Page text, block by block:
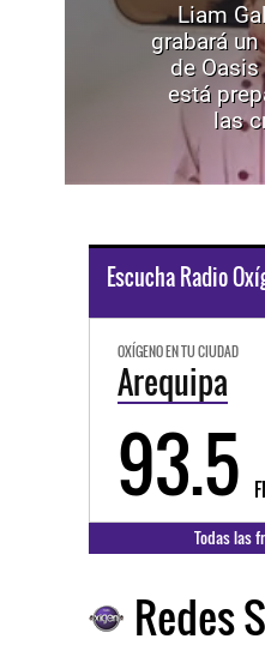
Liam
grabará
de
está
las
Escucha Radio
OXÍGENO EN TU CIUDAD
Arequipa
93.5
Todas las
Redes